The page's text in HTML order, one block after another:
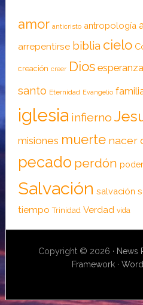
amor anticristo antropología
arrepentirse biblia cielo
creación creer Dios esperanza
santo Eternidad Evangelio
iglesia infierno
misiones muerte nacer
pecado perdón poder
Salvación salvación
tiempo Trinidad Verdad vida
Copyright © 2026 · News
Framework ·